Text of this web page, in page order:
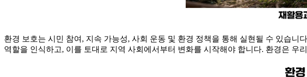
환경 보호는 시민 참여, 지속 가능성, 사회 운동 및 환경 정책을 통해 실현될 수 있습니
역할을 인식하고, 이를 토대로 지역 사회에서부터 변화를 시작해야 합니다. 환경은 우